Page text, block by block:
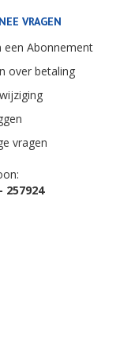
VRAGEN
een Abonnement
over betaling
vragen
257924